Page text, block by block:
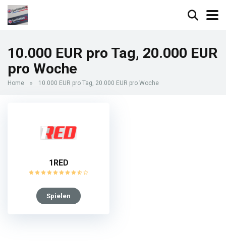
10.000 EUR pro Tag, 20.000 EUR
pro Woche
Home » 10.000 EUR pro Tag, 20.000 EUR pro Woche
1RED
Spielen